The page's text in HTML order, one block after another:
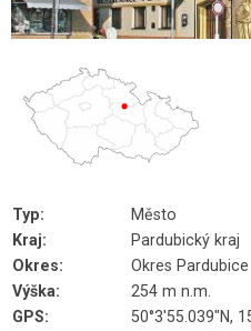
Typ:
Město
Kraj:
Pardubický kraj
Okres:
Okres Pardubice
Výška:
254 m n.m.
GPS:
50°3'55.039"N,